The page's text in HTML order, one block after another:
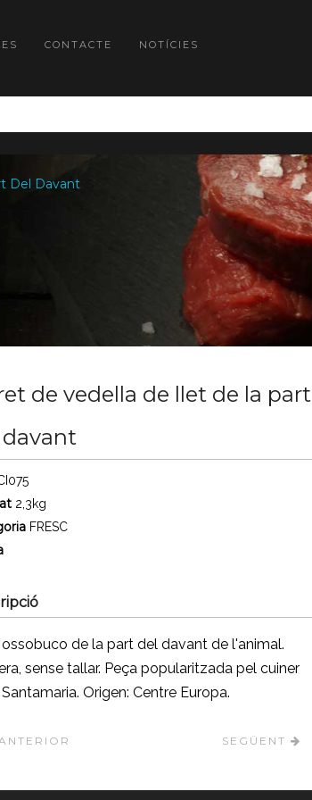
CONTACTE NOTÍCIES
Del Davant
de vedella de llet de la part
2,3kg
FRESC
ossobuco de la part del davant de l'animal.
sense tallar. Peça popularitzada pel cuiner
Origen: Centre Europa.
SEGÜENT